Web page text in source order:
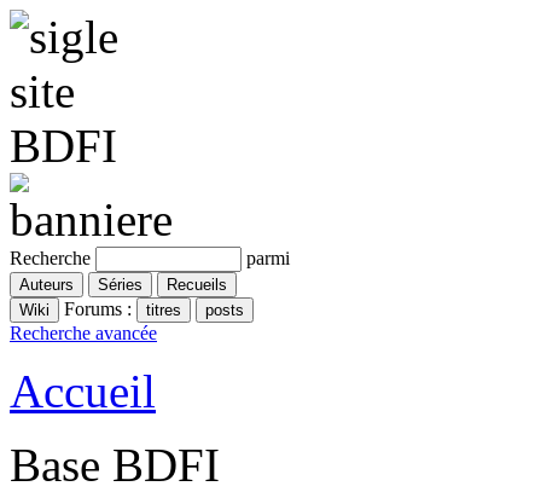
Recherche parmi
Forums :
Recherche avancée
Accueil
Base BDFI